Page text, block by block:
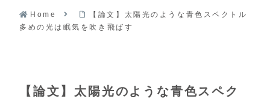
Home
【論文】太陽光のような青色スペクトル
多めの光は眠気を吹き飛ばす
【論文】太陽光のような青色スペク